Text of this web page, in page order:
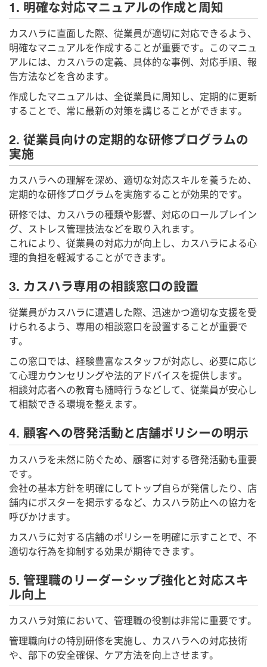
1. 明確な対応マニュアルの作成と周知
カスハラに直面した際、従業員が適切に対応できるよう、
明確なマニュアルを作成することが重要です。このマニュ
アルには、カスハラの定義、具体的な事例、対応手順、報
告方法などを含めます。
作成したマニュアルは、全従業員に周知し、定期的に更新
することで、常に最新の対策を講じることができます。
2. 従業員向けの定期的な研修プログラムの
実施
カスハラへの理解を深め、適切な対応スキルを養うため、
定期的な研修プログラムを実施することが効果的です。
研修では、カスハラの種類や影響、対応のロールプレイン
グ、ストレス管理技法などを取り入れます。
これにより、従業員の対応力が向上し、カスハラによる心
理的負担を軽減することができます。
3. カスハラ専用の相談窓口の設置
従業員がカスハラに遭遇した際、迅速かつ適切な支援を受
けられるよう、専用の相談窓口を設置することが重要で
す。
この窓口では、経験豊富なスタッフが対応し、必要に応じ
て心理カウンセリングや法的アドバイスを提供します。
相談対応者への教育も随時行うなどして、従業員が安心し
て相談できる環境を整えます。
4. 顧客への啓発活動と店舗ポリシーの明示
カスハラを未然に防ぐため、顧客に対する啓発活動も重要
です。
会社の基本方針を明確にしてトップ自らが発信したり、店
舗内にポスターを掲示するなど、カスハラ防止への協力を
呼びかけます。
カスハラに対する店舗のポリシーを明確に示すことで、不
適切な行為を抑制する効果が期待できます。
5. 管理職のリーダーシップ強化と対応スキ
ル向上
カスハラ対策において、管理職の役割は非常に重要です。
管理職向けの特別研修を実施し、カスハラへの対応技術
や、部下の安全確保、ケア方法を向上させます。